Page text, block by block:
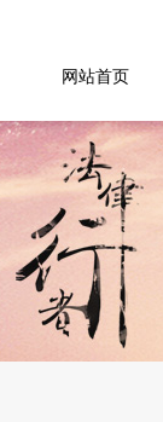
网站首页